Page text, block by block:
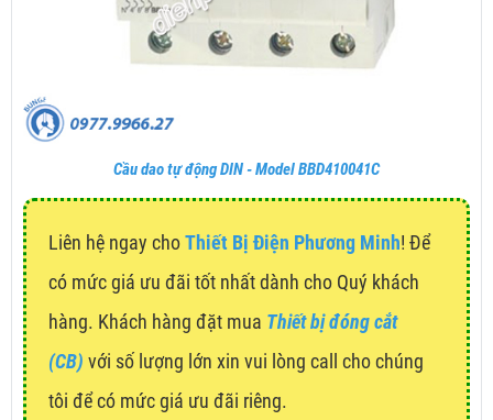
Cầu dao tự động DIN - Model BBD410041C
Liên hệ ngay choThiết Bị Điện Phương Minh! Để
có mức giá ưu đãi tốt nhất dành cho Quý khách
hàng. Khách hàng đặt mua Thiết bị đóng cắt
(CB) với số lượng lớn xin vui lòng call cho chúng
tôi để có mức giá ưu đãi riêng.